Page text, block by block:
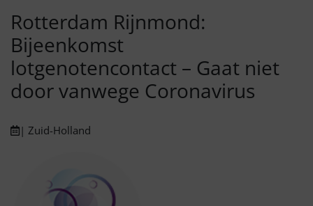
Rotterdam Rijnmond:
Bijeenkomst
lotgenotencontact – Gaat niet
door vanwege Coronavirus
| Zuid-Holland